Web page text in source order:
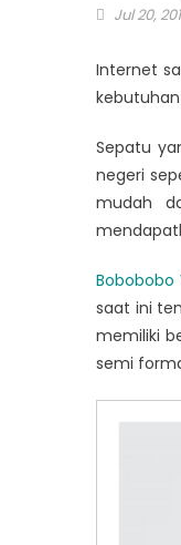
Posted
Jul 20,
Internet
Sepatu
negeri
mudah
Bobobobo
saat ini
memiliki
semi